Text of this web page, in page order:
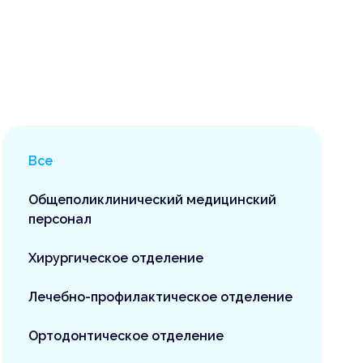
Все
Общеполиклинический медицинский
персонал
Хирургическое отделение
Лечебно-профилактическое отделение
Ортодонтическое отделение